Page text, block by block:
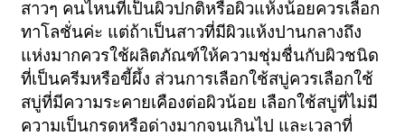
สาวๆ คนไหนที่เป็นผิวปกติหรือผิวแห้งน้อยควรเลือก
ทาโลชั่นค่ะ แต่ถ้าเป็นสาวที่มีผิวแห้งปานกลางถึง
แห่งมากควรใช้ผลิตภัณฑ์ให้ความชุ่มชื่นกับผิวชนิด
ที่เป็นครีมหรือขี้ผึ้ง ส่วนการเลือกใช้สบู่ควรเลือกใช้
สบู่ที่มีความระคายเคืองต่อผิวน้อย เลือกใช้สบู่ที่ไม่มี
ความเป็นกรดหรือด่างมากจนเกินไป และเวลาที่